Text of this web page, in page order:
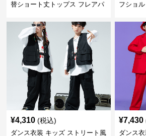
替ショート丈トップス フレアパ
フショ
¥4,310 (税込)
ダンス衣装 キッズ ストリート風
¥7,430
ダンス